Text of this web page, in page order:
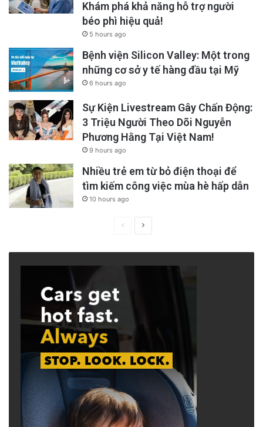
Khám phá khả năng hỗ trợ người
béo phì hiệu quả!
5 hours ago
Bệnh viện Silicon Valley: Một trong
những cơ sở y tế hàng đầu tại Mỹ
6 hours ago
Sự Kiện Livestream Gây Chấn Động:
3 Triệu Người Theo Dõi Nguyễn
Phương Hằng Tại Việt Nam!
9 hours ago
Nhiều trẻ em từ bỏ điện thoại để
tìm kiếm công việc mùa hè hấp dẫn
10 hours ago
PreviousNext